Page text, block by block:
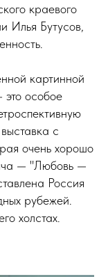
краевого
Илья Бутусов,
картинной
особое
с
очень хорошо
— "Любовь —
Россия
рубежей.
холстах.